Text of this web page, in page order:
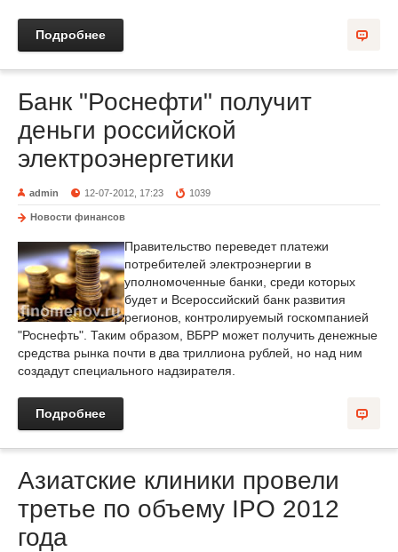
Подробнее
Банк "Роснефти" получит
деньги российской
электроэнергетики
admin 12-07-2012, 17:23 1039
Новости финансов
Правительство переведет платежи
потребителей электроэнергии в
уполномоченные банки, среди которых
будет и Всероссийский банк развития
регионов, контролируемый госкомпанией
"Роснефть". Таким образом, ВБРР может получить денежные
средства рынка почти в два триллиона рублей, но над ним
создадут специального надзирателя.
Подробнее
Азиатские клиники провели
третье по объему IPO 2012
года